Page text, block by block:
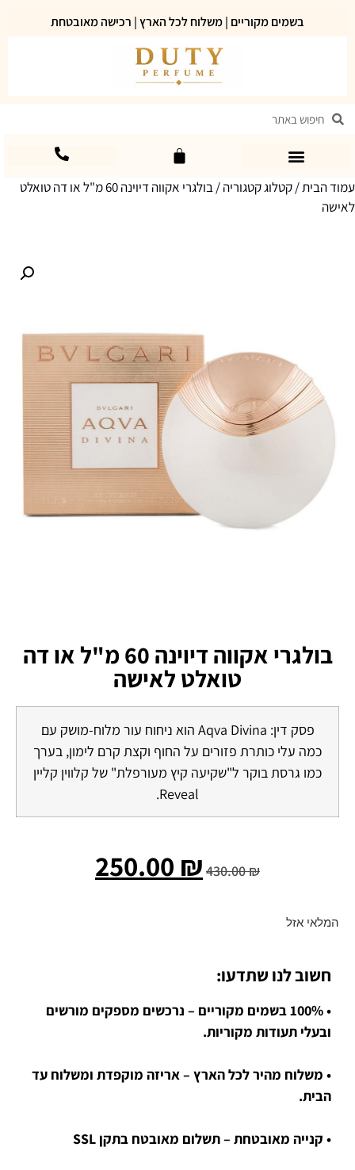
בשמים מקוריים | משלוח לכל הארץ | רכישה מאובטחת
עמוד הבית/קטלוג קטגוריה
/ בולגרי אקווה דיוינה 60 מ"ל או דה טואלט
לאישה
בולגרי אקווה דיוינה 60 מ"ל או דה
טואלט לאישה
פסק דין: Aqva Divina הוא ניחוח עור מלוח-מושק עם
כמה עלי כותרת פזורים על החוף וקצת קרם לימון, בערך
כמו גרסת בוקר ל"שקיעה קיץ מעורפלת" של קלווין קליין
Reveal.
430.00₪
250.00 ₪
המלאי אזל
חשוב לנו שתדעו:
• 100% בשמים מקוריים – נרכשים מספקים מורשים
ובעלי תעודות מקוריות.
• משלוח מהיר לכל הארץ – אריזה מוקפדת ומשלוח עד
הבית.
• קנייה מאובטחת – תשלום מאובטח בתקן SSL